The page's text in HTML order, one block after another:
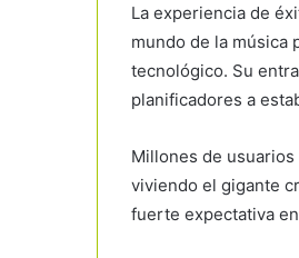
La experiencia de
mundo de la música
tecnológico. Su
planificadores a
Millones de
viviendo el gigante
fuerte expectativa